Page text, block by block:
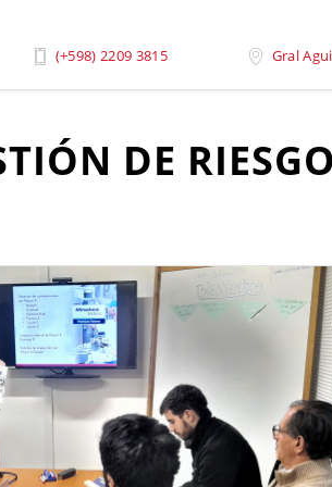
(+598) 2209 3815 Gral
de Radiación
DE